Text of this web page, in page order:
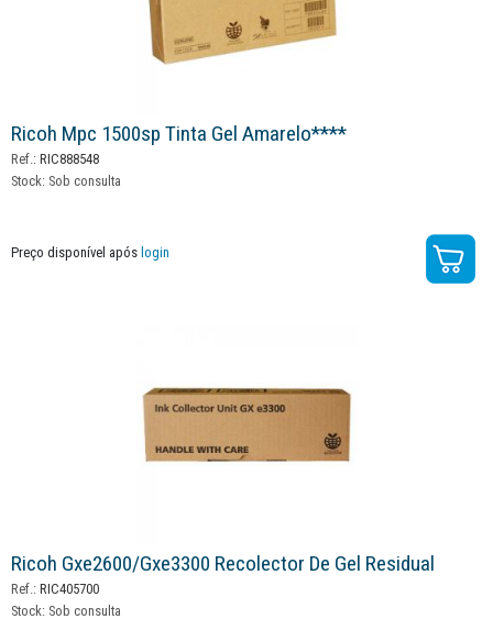
Ricoh Mpc 1500sp Tinta Gel Amarelo****
Ref.: RIC888548
Stock: Sob consulta
Preço disponível após login
Ricoh Gxe2600/gxe3300 Recolector De Gel Residual
Ref.: RIC405700
Stock: Sob consulta